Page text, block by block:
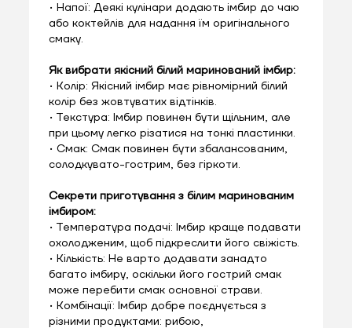
• Напої: Деякі кулінари додають імбир до чаю
або коктейлів для надання їм оригінального
смаку.
Як вибрати якісний білий маринований імбир:
• Колір: Якісний імбир має рівномірний білий
колір без жовтуватих відтінків.
• Текстура: Імбир повинен бути щільним, але
при цьому легко різатися на тонкі пластинки.
• Смак: Смак повинен бути збалансованим,
солодкувато-гострим, без гіркоти.
Секрети приготування з білим маринованим
імбиром:
• Температура подачі: Імбир краще подавати
охолодженим, щоб підкреслити його свіжість.
• Кількість: Не варто додавати занадто
багато імбиру, оскільки його гострий смак
може перебити смак основної страви.
• Комбінації: Імбир добре поєднується з
різними продуктами: рибою,